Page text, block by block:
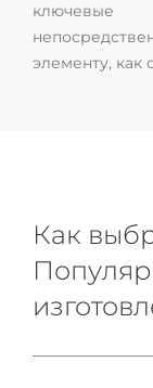
ключевые
элементу, как
Как